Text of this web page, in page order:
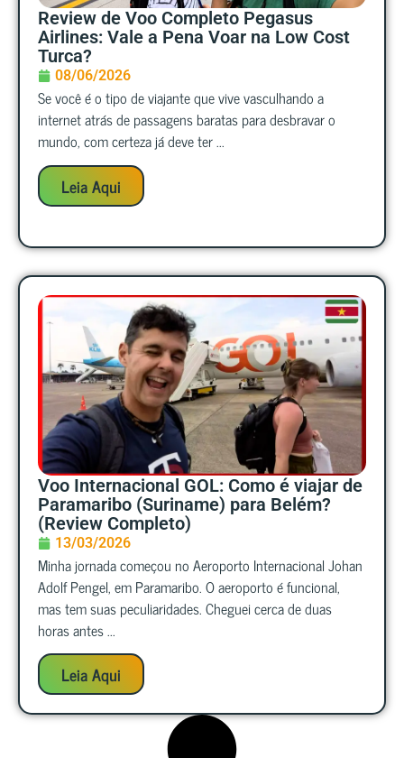
Review de Voo Completo Pegasus
Airlines: Vale a Pena Voar na Low Cost
Turca?
08/06/2026
Se você é o tipo de viajante que vive vasculhando a
internet atrás de passagens baratas para desbravar o
mundo, com certeza já deve ter ...
Leia Aqui
Voo Internacional GOL: Como é viajar de
Paramaribo (Suriname) para Belém?
(Review Completo)
13/03/2026
Minha jornada começou no Aeroporto Internacional Johan
Adolf Pengel, em Paramaribo. O aeroporto é funcional,
mas tem suas peculiaridades. Cheguei cerca de duas
horas antes ...
Leia Aqui